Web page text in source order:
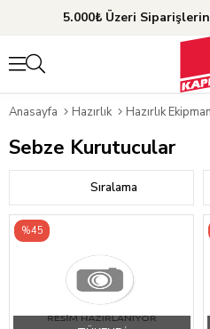
5.000₺ Üzeri
Anasayfa Hazırlık Hazırlık
Sebze Kurutucular
Sıralama
%45